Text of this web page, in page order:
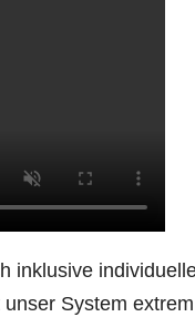
System